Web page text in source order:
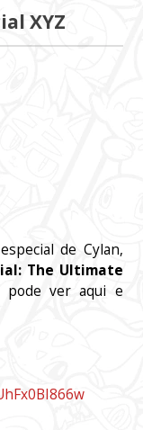
XYZ
de Cylan,
The Ultimate
pode ver aqui e